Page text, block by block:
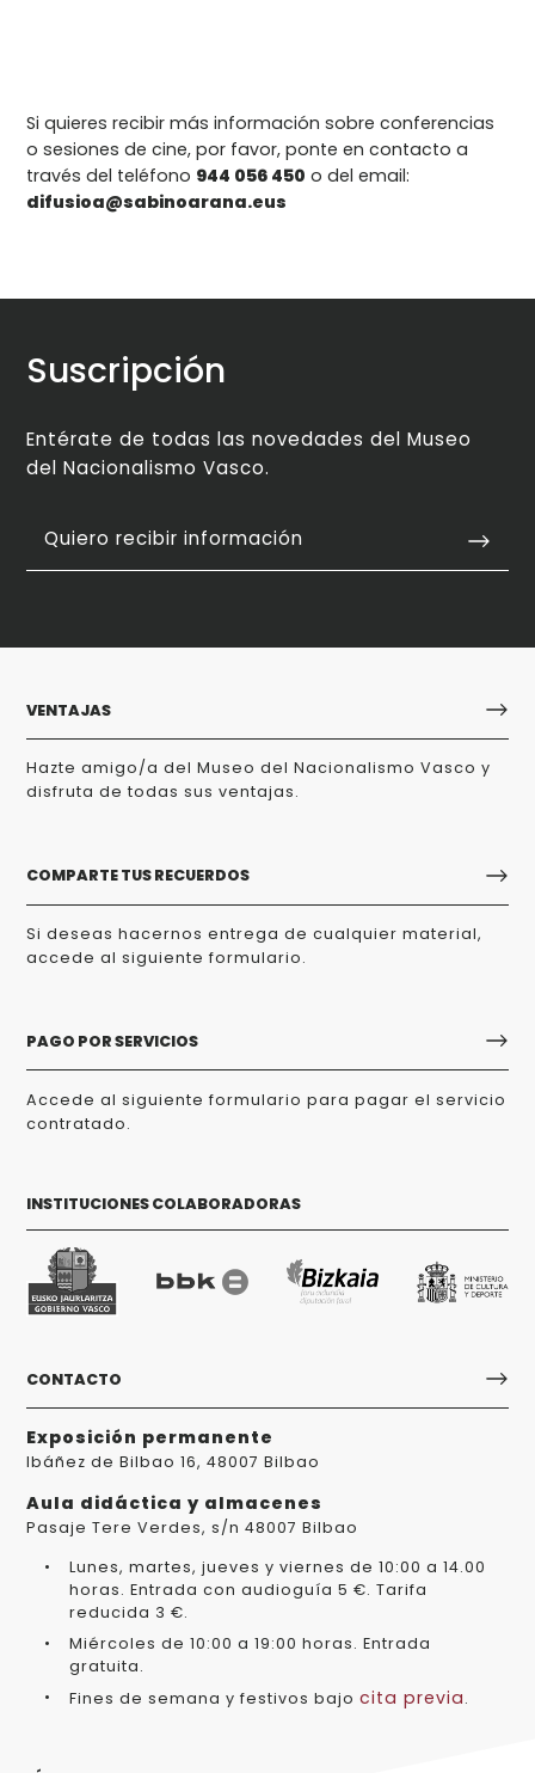
Si quieres recibir más información sobre conferencias
o sesiones de cine, por favor, ponte en contacto a
través del teléfono 944 056 450 o del email:
difusioa@sabinoarana.eus
Suscripción
Entérate de todas las novedades del Museo
del Nacionalismo Vasco.
Quiero recibir información
VENTAJAS
Hazte amigo/a del Museo del Nacionalismo Vasco y
disfruta de todas sus ventajas.
COMPARTE TUS RECUERDOS
Si deseas hacernos entrega de cualquier material,
accede al siguiente formulario.
PAGO POR SERVICIOS
Accede al siguiente formulario para pagar el servicio
contratado.
INSTITUCIONES COLABORADORAS
CONTACTO
Exposición permanente
Ibáñez de Bilbao 16, 48007 Bilbao
Aula didáctica y almacenes
Pasaje Tere Verdes, s/n 48007 Bilbao
Lunes, martes, jueves y viernes de 10:00 a 14.00
horas. Entrada con audioguía 5 €. Tarifa
reducida 3 €.
Miércoles de 10:00 a 19:00 horas. Entrada
gratuita.
Fines de semana y festivos bajo cita previa.